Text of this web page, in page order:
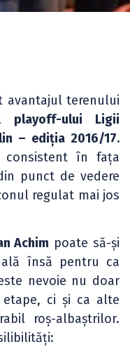
avantajul terenului
playoff-ului Ligii
– ediția 2016/17.
consistent în fața
punct de vedere
regulat mai jos
Achim poate să-și
însă pentru ca
nevoie nu doar
ci și ca alte
roș-albaștrilor.